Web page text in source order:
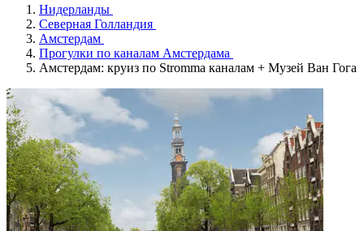
Нидерланды
Северная Голландия
Амстердам
Прогулки по каналам Амстердама
Амстердам: круиз по Stromma каналам + Музей Ван Гога